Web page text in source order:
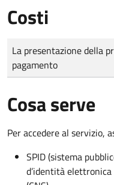
Costi
Tipo di pagamento
Importo
La presentazione della
pagamento
Cosa serve
Per accedere al servizio,
SPID (sistema
d’identità elettronica